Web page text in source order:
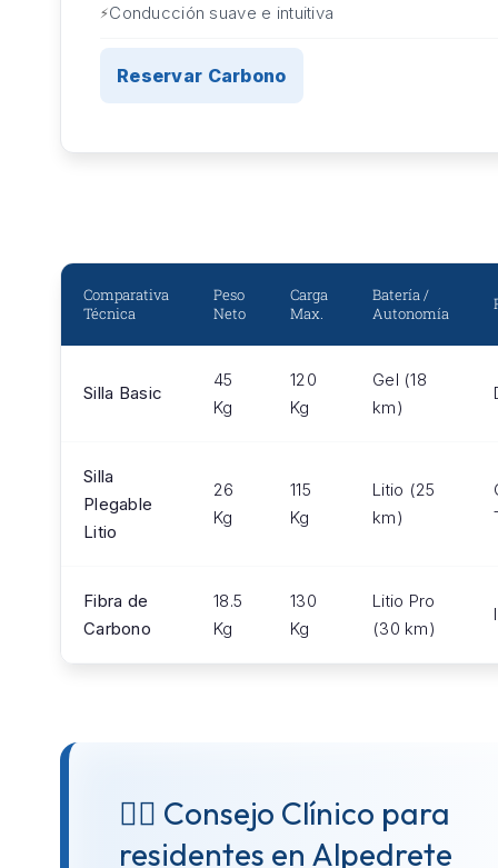
Conducción suave e intuitiva
Reservar Carbono
Comparativa
Técnica
Peso
Neto
Carga
Max.
Batería /
Autonomía
Silla Basic
45
Kg
120
Kg
Gel (18
km)
Silla
Plegable
Litio
26
Kg
115
Kg
Litio (25
km)
Fibra de
Carbono
18.5
Kg
130
Kg
Litio Pro
(30 km)
👨‍⚕️ Consejo Clínico para
residentes en Alpedrete